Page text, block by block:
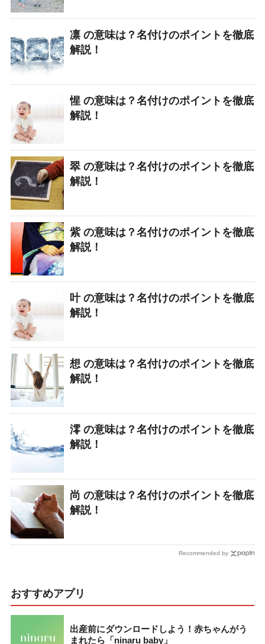
凛 の意味は？名付けのポイントを徹底
解説！
惺 の意味は？名付けのポイントを徹底
解説！
翠 の意味は？名付けのポイントを徹底
解説！
紫 の意味は？名付けのポイントを徹底
解説！
叶 の意味は？名付けのポイントを徹底
解説！
想 の意味は？名付けのポイントを徹底
解説！
澪 の意味は？名付けのポイントを徹底
解説！
尚 の意味は？名付けのポイントを徹底
解説！
Recommended by
おすすめアプリ
出産前にダウンロードしよう！赤ちゃんがう
まれたら「ninaru baby」